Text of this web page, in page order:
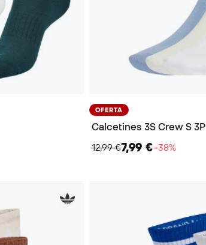
OFERTA
Calcetines 3S Crew S 3P
12,99 €7,99 €−38%